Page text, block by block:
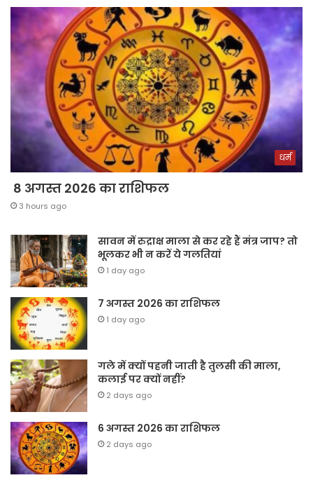
धर्म
8 अगस्त 2026 का राशिफल
3 hours ago
सावन में रुद्राक्ष माला से कर रहे हैं मंत्र जाप? तो
भूलकर भी न करें ये गलतियां
1 day ago
7 अगस्त 2026 का राशिफल
1 day ago
गले में क्यों पहनी जाती है तुलसी की माला,
कलाई पर क्यों नहीं?
2 days ago
6 अगस्त 2026 का राशिफल
2 days ago